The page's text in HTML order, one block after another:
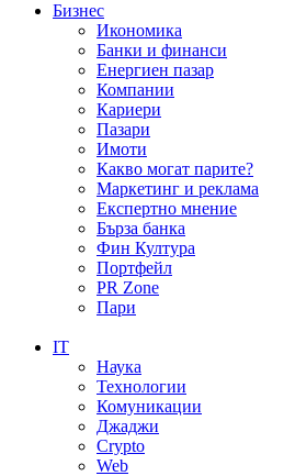
Бизнес
Икономика
Банки и финанси
Енергиен пазар
Компании
Кариери
Пазари
Имоти
Какво могат парите?
Маркетинг и реклама
Експертно мнение
Бърза банка
Фин Култура
Портфейл
PR Zone
Пари
IT
Наука
Технологии
Комуникации
Джаджи
Crypto
Web